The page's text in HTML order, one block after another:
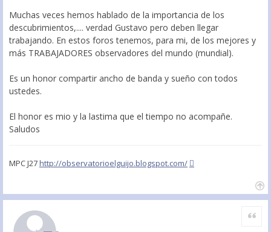
Muchas veces hemos hablado de la importancia de los
descubrimientos,.... verdad Gustavo pero deben llegar
trabajando. En estos foros tenemos, para mi, de los mejores y
más TRABAJADORES observadores del mundo (mundial).
Es un honor compartir ancho de banda y sueño con todos
ustedes.
El honor es mio y la lastima que el tiempo no acompañe.
Saludos
MPC J27http://observatorioelguijo.blogspot.com/
Citar